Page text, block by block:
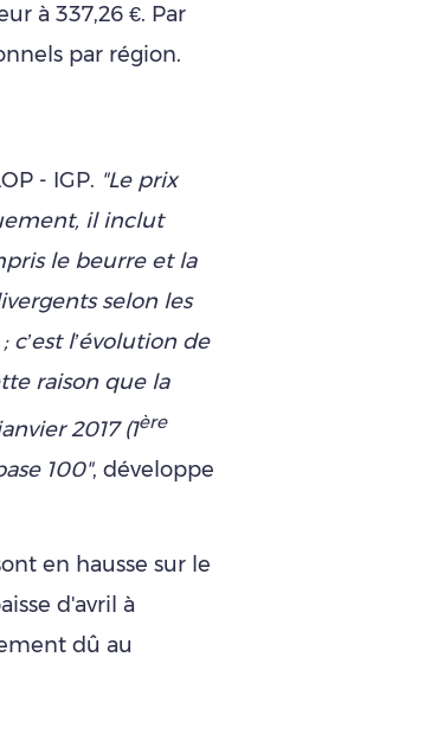
à 337,26 €. Par
par région.
- IGP. "Le prix
il inclut
le beurre et la
selon les
c’est l’évolution de
raison que la
2017 (1ère
100", développe
en hausse sur le
d'avril à
dû au